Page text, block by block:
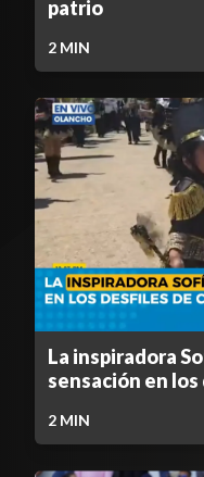
patrio
2 MIN
La inspiradora
sensación en
2 MIN